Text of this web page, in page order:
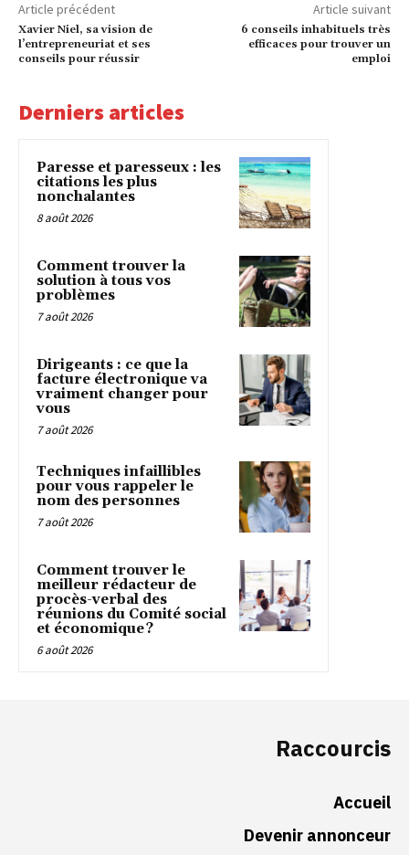
Article précédent
Xavier Niel, sa vision de
l’entrepreneuriat et ses
conseils pour réussir
Article suivant
6 conseils inhabituels très
efficaces pour trouver un
emploi
Derniers articles
Paresse et paresseux : les
citations les plus
nonchalantes
8 août 2026
Comment trouver la
solution à tous vos
problèmes
7 août 2026
Dirigeants : ce que la
facture électronique va
vraiment changer pour
vous
7 août 2026
Techniques infaillibles
pour vous rappeler le
nom des personnes
7 août 2026
Comment trouver le
meilleur rédacteur de
procès-verbal des
réunions du Comité social
et économique ?
6 août 2026
Raccourcis
Accueil
Devenir annonceur